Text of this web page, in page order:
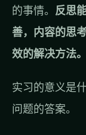
的事情。 反思
善，内容的思
效的解决方法
实习的意义是
问题的答案。